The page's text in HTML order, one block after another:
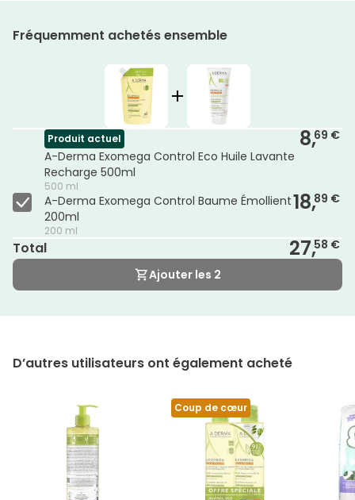
Fréquemment achetés ensemble
Produit actuel
A-Derma Exomega Control Eco Huile Lavante
Recharge 500ml
500 ml
8,69 €
A-Derma Exomega Control Baume Émollient
200ml
200 ml
18,89 €
Total 27,58 €
Ajouter les 2
D’autres utilisateurs ont également acheté
Coup de cœur